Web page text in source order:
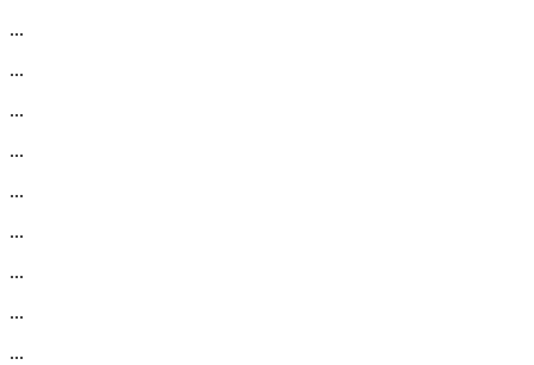
...
...
...
...
...
...
...
...
...